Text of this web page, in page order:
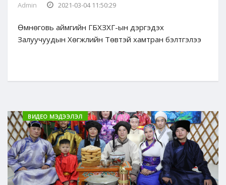
Admin 2021-03-04 11:50:29
Өмнөговь аймгийн ГБХЗХГ-ын дэргэдэх
Залуучуудын Хөгжлийн Төвтэй хамтран бэлтгэлээ
ВИДЕО МЭДЭЭЛЭЛ